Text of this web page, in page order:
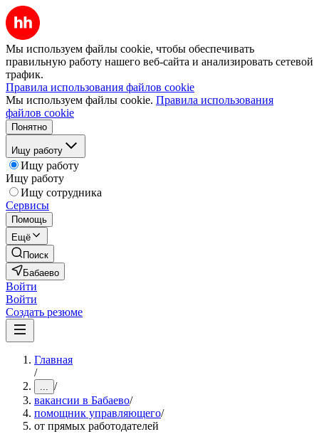
Мы используем файлы cookie, чтобы обеспечивать
правильную работу нашего веб-сайта и анализировать сетевой
трафик.
Правила использования файлов cookie
Мы используем файлы cookie. Правила использования
файлов cookie
Понятно
Ищу работу
Ищу работу
Ищу работу
Ищу сотрудника
Сервисы
Помощь
Ещё
Поиск
Бабаево
Войти
Войти
Создать резюме
Главная
/
... /
вакансии в Бабаево/
помощник управляющего/
от прямых работодателей